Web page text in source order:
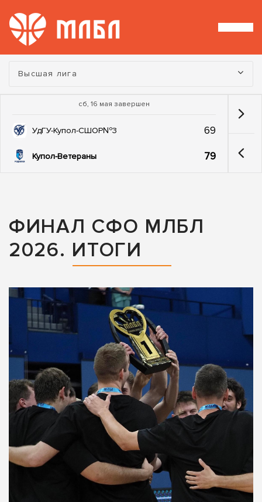
Турнир:
Высшая лига
сб, 16 мая завершен
УдГУ-Купол-СШОР№3 69
Купол-Ветераны 79
ФИНАЛ СФО МЛБЛ
2026. ИТОГИ